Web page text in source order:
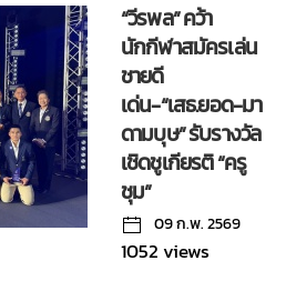
“วีรพล” คว้า
นักกีฬาสมัครเล่น
ชายดี
เด่น-“เสธ.ยอด-มา
ดามบุษ” รับรางวัล
เชิดชูเกียรติ “ครู
ชุม”
09 ก.พ. 2569
1052 views